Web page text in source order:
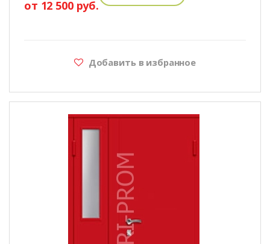
от 12 500 руб.
Добавить в избранное